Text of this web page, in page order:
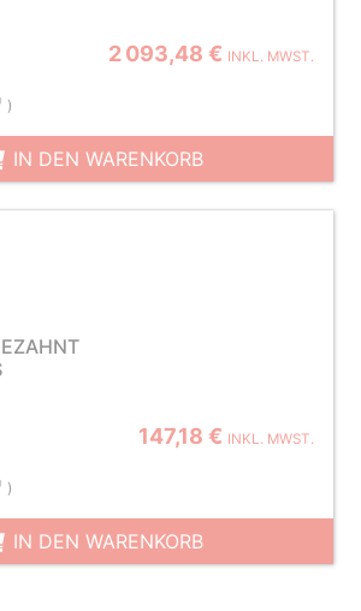
2 093,48 € INKL. MWST.
)
IN DEN WARENKORB
147,18 € INKL. MWST.
)
IN DEN WARENKORB